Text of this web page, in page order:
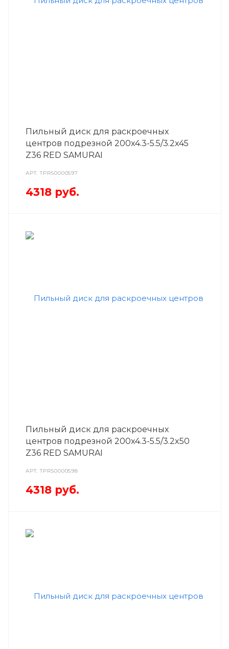
Пильный диск для раскроечных
центров подрезной 200x4.3-5.5/3.2x45
Z36 RED SAMURAI
АРТ.TPRS0000597
4318 руб.
Пильный диск для раскроечных
центров подрезной 200x4.3-5.5/3.2x50
Z36 RED SAMURAI
АРТ.TPRS0000598
4318 руб.